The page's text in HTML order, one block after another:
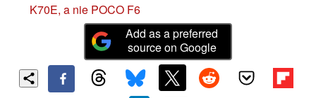
K70E, a nie POCO F6
Add as a preferred
source on Google